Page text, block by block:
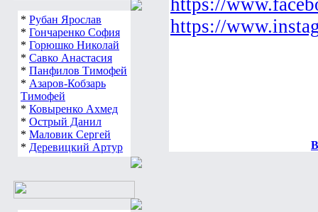
* Рубан Ярослав
* Гончаренко София
* Горюшко Николай
* Савко Анастасия
* Панфилов Тимофей
* Азаров-Кобзарь
Тимофей
* Ковыренко Ахмед
* Острый Данил
* Маловик Сергей
* Деревицкий Артур
https://
https://